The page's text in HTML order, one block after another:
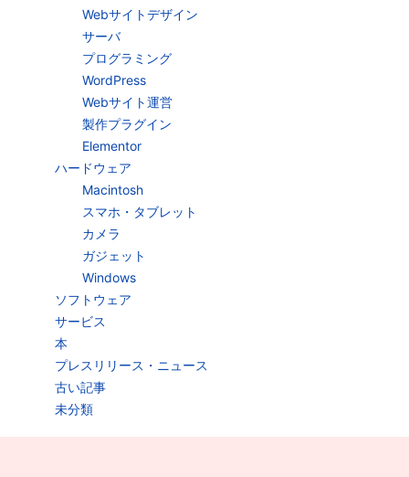
Webサイトデザイン
サーバ
プログラミング
WordPress
Webサイト運営
製作プラグイン
Elementor
ハードウェア
Macintosh
スマホ・タブレット
カメラ
ガジェット
Windows
ソフトウェア
サービス
本
プレスリリース・ニュース
古い記事
未分類